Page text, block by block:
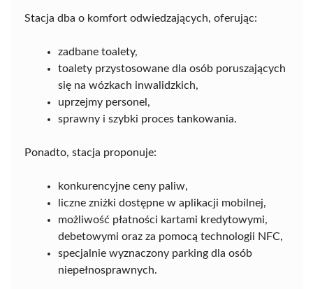
Stacja dba o komfort odwiedzających, oferując:
zadbane toalety,
toalety przystosowane dla osób poruszających
się na wózkach inwalidzkich,
uprzejmy personel,
sprawny i szybki proces tankowania.
Ponadto, stacja proponuje:
konkurencyjne ceny paliw,
liczne zniżki dostępne w aplikacji mobilnej,
możliwość płatności kartami kredytowymi,
debetowymi oraz za pomocą technologii NFC,
specjalnie wyznaczony parking dla osób
niepełnosprawnych.